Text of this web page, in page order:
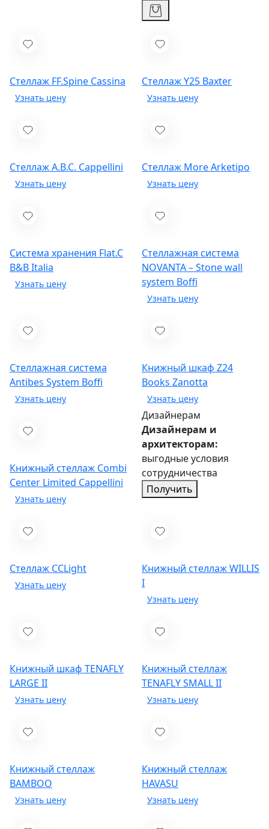
Стеллаж FF.Spine Cassina Стеллаж Y25 Baxter
Стеллаж A.B.C. Cappellini Стеллаж MoreArketipo
Система хранения Flat.C
B&B Italia
Стеллажная система
NOVANTA – Stone wall
system Boffi
Стеллажная система
Antibes System Boffi
Книжный шкаф Z24
Books Zanotta
Книжный стеллаж Combi
Center Limited Cappellini
Дизайнерам
Дизайнерам и
архитекторам:
выгодные условия
сотрудничества
Получить
Стеллаж CCLight
Книжный стеллаж WILLIS
I
Книжный шкаф TENAFLY
LARGE II
Книжный стеллаж
TENAFLY SMALL II
Книжный стеллаж
BAMBOO
Книжный стеллаж
HAVASU